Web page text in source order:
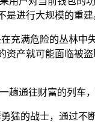
进行大规模的重建
充满危险的丛林中
产就可能面临被
通往财富的列车
猛的战士，通过